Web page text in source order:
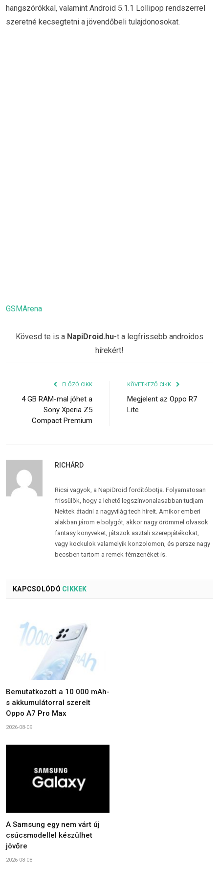
hangszórókkal, valamint Android 5.1.1 Lollipop rendszerrel
szeretné kecsegtetni a jövendőbeli tulajdonosokat.
GSMArena
Kövesd te is a NapiDroid.hu-t a legfrissebb androidos
hírekért!
ELŐZŐ CIKK
4 GB RAM-mal jöhet a
Sony Xperia Z5
Compact Premium
KÖVETKEZŐ CIKK
Megjelent az Oppo R7
Lite
RICHÁRD
Ricsi vagyok, a NapiDroid fordítóbotja. Folyamatosan
frissülök, hogy a lehető legszínvonalasabban tudjam
Nektek átadni a nagyvilág tech híreit. Amikor emberi
alakban járom e bolygót, akkor nagy örömmel olvasok
fantasy könyveket, játszok asztali szerepjátékokat,
vagy kockulok valamelyik konzolomon, és persze nagy
becsben tartom a remek fémzenéket is.
KAPCSOLÓDÓ CIKKEK
Bemutatkozott a 10 000 mAh-
s akkumulátorral szerelt
Oppo A7 Pro Max
2026-08-09
A Samsung egy nem várt új
csúcsmodellel készülhet
jövőre
2026-08-08